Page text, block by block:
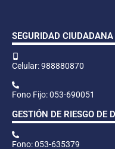
SEGURIDAD CIUDADANA
Celular: 988880870
Fono Fijo: 053-690051
GESTIÓN DE RIESGO DE
Fono: 053-635379